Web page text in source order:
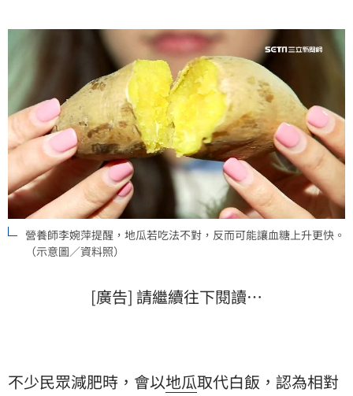
營養師李婉萍提醒，地瓜若吃法不對，反而可能讓血糖上升更快。
（示意圖／資料照）
[廣告] 請繼續往下閱讀…
不少民眾減肥時，會以地瓜取代白飯，認為相對